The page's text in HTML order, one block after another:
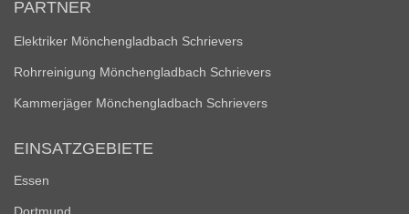
PARTNER
Elektriker Mönchengladbach Schrievers
Rohrreinigung Mönchengladbach Schrievers
Kammerjäger Mönchengladbach Schrievers
EINSATZGEBIETE
Essen